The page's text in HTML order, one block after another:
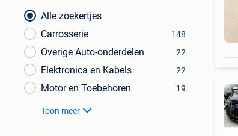
Alle zoekertjes
Carrosserie
148
Overige Auto-onderdelen 22
Elektronica en Kabels 22
Motor en Toebehoren 19
Toon meer